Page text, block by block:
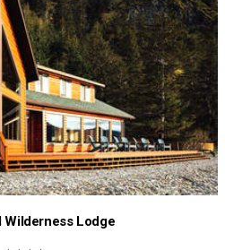
Wilderness Lodge